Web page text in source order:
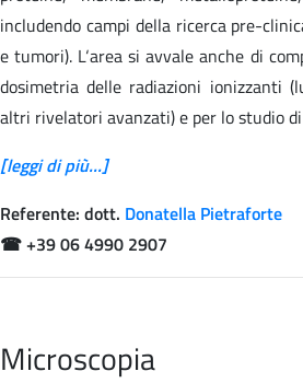
includendo campi della ricerca pre-
e tumori). L‘area si avvale anche di
dosimetria delle radiazioni ionizzanti
altri rivelatori avanzati) e per lo studio
[leggi di più...]
Referente: dott. Donatella Pietraforte
☎+39 06 4990 2907
Microscopia